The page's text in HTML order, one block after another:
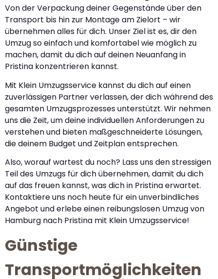
Von der Verpackung deiner Gegenstände über den
Transport bis hin zur Montage am Zielort – wir
übernehmen alles für dich. Unser Ziel ist es, dir den
Umzug so einfach und komfortabel wie möglich zu
machen, damit du dich auf deinen Neuanfang in
Pristina konzentrieren kannst.
Mit Klein Umzugsservice kannst du dich auf einen
zuverlässigen Partner verlassen, der dich während des
gesamten Umzugsprozesses unterstützt. Wir nehmen
uns die Zeit, um deine individuellen Anforderungen zu
verstehen und bieten maßgeschneiderte Lösungen,
die deinem Budget und Zeitplan entsprechen.
Also, worauf wartest du noch? Lass uns den stressigen
Teil des Umzugs für dich übernehmen, damit du dich
auf das freuen kannst, was dich in Pristina erwartet.
Kontaktiere uns noch heute für ein unverbindliches
Angebot und erlebe einen reibungslosen Umzug von
Hamburg nach Pristina mit Klein Umzugsservice!
Günstige
Transportmöglichkeiten